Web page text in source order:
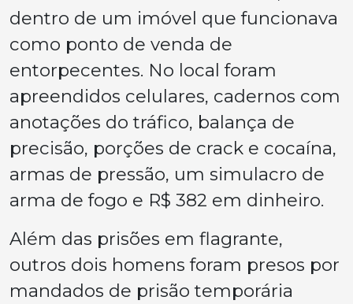
dentro de um imóvel que funcionava
como ponto de venda de
entorpecentes. No local foram
apreendidos celulares, cadernos com
anotações do tráfico, balança de
precisão, porções de crack e cocaína,
armas de pressão, um simulacro de
arma de fogo e R$ 382 em dinheiro.
Além das prisões em flagrante,
outros dois homens foram presos por
mandados de prisão temporária